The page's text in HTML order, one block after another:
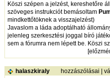
Köszi szépen a jelzést, kereshetőre
szöveges instrukciót bemásoltam
mindkettőtöknek a visszajelzést)
Javaslom a láda adoptálható
jelenleg szerkesztési joggal bíró
sem a fórumra nem lépett be. Köszi
[
halaszkiraly hozzászólásai |